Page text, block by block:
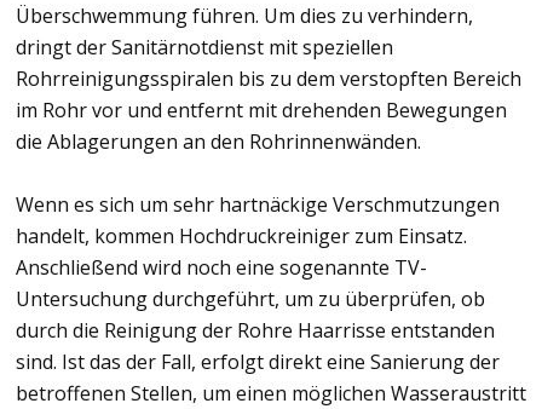
Überschwemmung führen. Um dies zu verhindern,
dringt der Sanitärnotdienst mit speziellen
Rohrreinigungsspiralen bis zu dem verstopften Bereich
im Rohr vor und entfernt mit drehenden Bewegungen
die Ablagerungen an den Rohrinnenwänden.
Wenn es sich um sehr hartnäckige Verschmutzungen
handelt, kommen Hochdruckreiniger zum Einsatz.
Anschließend wird noch eine sogenannte TV-
Untersuchung durchgeführt, um zu überprüfen, ob
durch die Reinigung der Rohre Haarrisse entstanden
sind. Ist das der Fall, erfolgt direkt eine Sanierung der
betroffenen Stellen, um einen möglichen Wasseraustritt